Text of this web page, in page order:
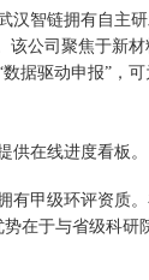
智链拥有自主
公司聚焦于新
据驱动申报”，可
供在线进度看板。
有甲级环评资质
在于与省级科